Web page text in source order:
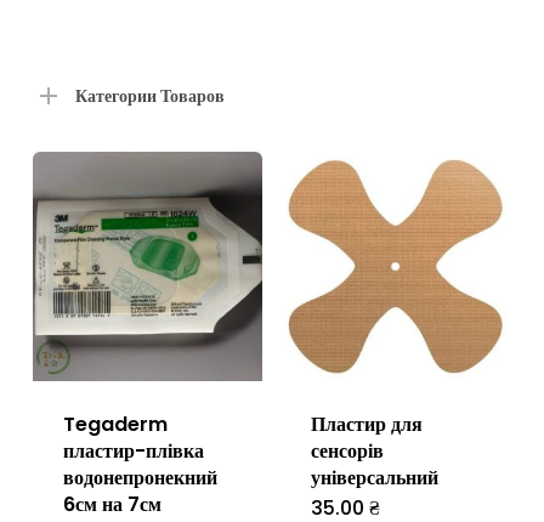
Категории Товаров
Tegaderm
пластир-плівка
водонепронекний
6см на 7см
Пластир для
сенсорів
універсальний
35.00₴